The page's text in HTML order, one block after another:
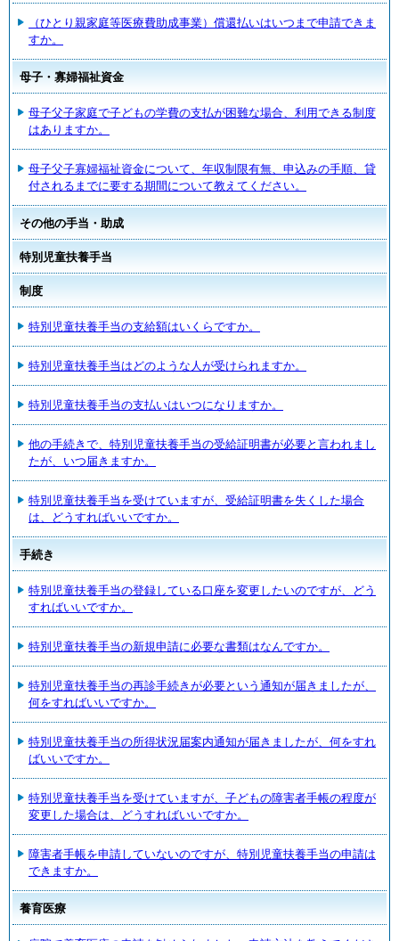
（ひとり親家庭等医療費助成事業）償還払いはいつまで申請できま
すか。
母子・寡婦福祉資金
母子父子家庭で子どもの学費の支払が困難な場合、利用できる制度
はありますか。
母子父子寡婦福祉資金について、年収制限有無、申込みの手順、貸
付されるまでに要する期間について教えてください。
その他の手当・助成
特別児童扶養手当
制度
特別児童扶養手当の支給額はいくらですか。
特別児童扶養手当はどのような人が受けられますか。
特別児童扶養手当の支払いはいつになりますか。
他の手続きで、特別児童扶養手当の受給証明書が必要と言われまし
たが、いつ届きますか。
特別児童扶養手当を受けていますが、受給証明書を失くした場合
は、どうすればいいですか。
手続き
特別児童扶養手当の登録している口座を変更したいのですが、どう
すればいいですか。
特別児童扶養手当の新規申請に必要な書類はなんですか。
特別児童扶養手当の再診手続きが必要という通知が届きましたが、
何をすればいいですか。
特別児童扶養手当の所得状況届案内通知が届きましたが、何をすれ
ばいいですか。
特別児童扶養手当を受けていますが、子どもの障害者手帳の程度が
変更した場合は、どうすればいいですか。
障害者手帳を申請していないのですが、特別児童扶養手当の申請は
できますか。
養育医療